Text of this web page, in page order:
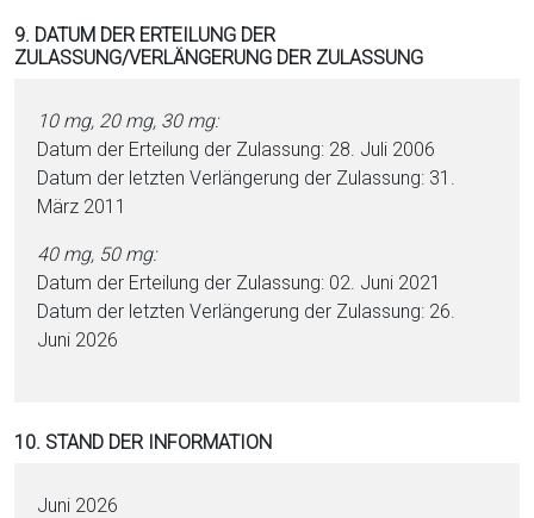
9. DATUM DER ERTEILUNG DER
ZULASSUNG/VERLÄNGERUNG DER ZULASSUNG
10 mg, 20 mg, 30 mg:
Datum der Erteilung der Zulassung: 28. Juli 2006
Datum der letzten Verlängerung der Zulassung: 31.
März 2011
40 mg, 50 mg:
Datum der Erteilung der Zulassung: 02. Juni 2021
Datum der letzten Verlängerung der Zulassung: 26.
Juni 2026
10. STAND DER INFORMATION
Juni 2026